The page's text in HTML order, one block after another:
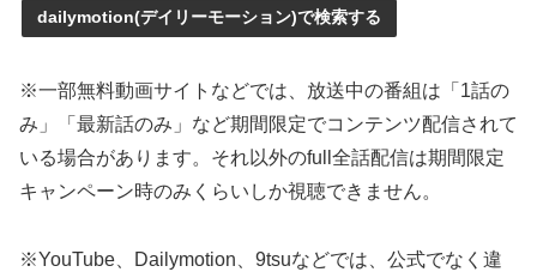
dailymotion(デイリーモーション)で検索する
※一部無料動画サイトなどでは、放送中の番組は「1話の
み」「最新話のみ」など期間限定でコンテンツ配信されて
いる場合があります。それ以外のfull全話配信は期間限定
キャンペーン時のみくらいしか視聴できません。
※YouTube、Dailymotion、9tsuなどでは、公式でなく違